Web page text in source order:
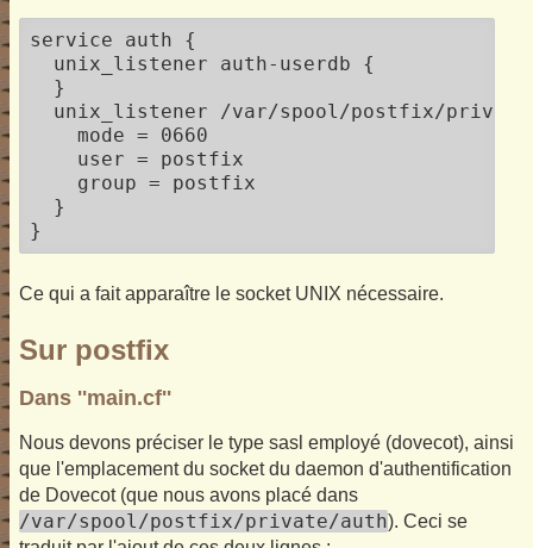
service auth {
  unix_listener auth-userdb {
  }
unix_listener /var/spool/postfix/
    mode = 0660
    user = postfix
    group = postfix
  }
}
Ce qui a fait apparaître le socket UNIX nécessaire.
Sur postfix
Dans ''main.cf''
Nous devons préciser le type sasl employé (dovecot), ainsi
que l'emplacement du socket du daemon d'authentification
de Dovecot (que nous avons placé dans
/var/spool/postfix/private/auth). Ceci se